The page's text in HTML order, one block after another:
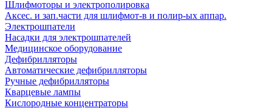
Шлифмоторы и электрополировка
Аксес. и зап.части для шлифмот-в и полир-ых аппар.
Электрошпатели
Насадки для электрошпателей
Медицинское оборудование
Дефибрилляторы
Автоматические дефибрилляторы
Ручные дефибрилляторы
Кварцевые лампы
Кислородные концентраторы